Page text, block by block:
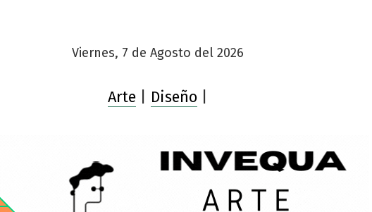
Viernes, 7 de Agosto del 2026
Arte Diseño